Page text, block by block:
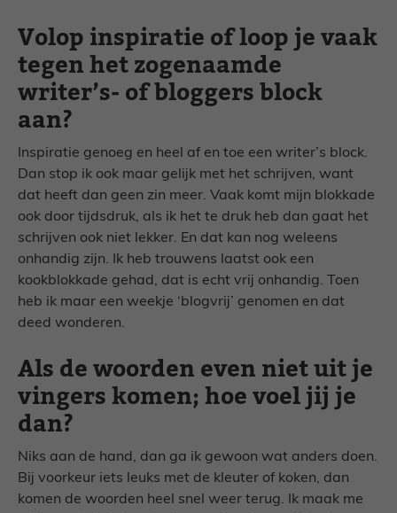
Volop inspiratie of loop je vaak
tegen het zogenaamde
writer’s- of bloggers block
aan?
Inspiratie genoeg en heel af en toe een writer’s block.
Dan stop ik ook maar gelijk met het schrijven, want
dat heeft dan geen zin meer. Vaak komt mijn blokkade
ook door tijdsdruk, als ik het te druk heb dan gaat het
schrijven ook niet lekker. En dat kan nog weleens
onhandig zijn. Ik heb trouwens laatst ook een
kookblokkade gehad, dat is echt vrij onhandig. Toen
heb ik maar een weekje ‘blogvrij’ genomen en dat
deed wonderen.
Als de woorden even niet uit je
vingers komen; hoe voel jij je
dan?
Niks aan de hand, dan ga ik gewoon wat anders doen.
Bij voorkeur iets leuks met de kleuter of koken, dan
komen de woorden heel snel weer terug. Ik maak me